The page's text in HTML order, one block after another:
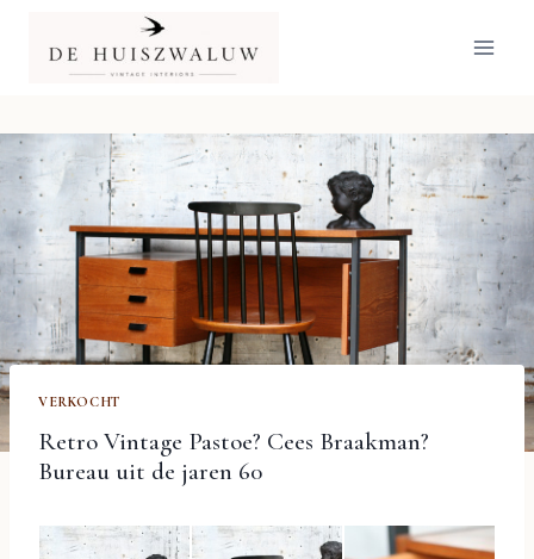
inhoud
VERKOCHT
Retro Vintage Pastoe? Cees Braakman?
Bureau uit de jaren 60